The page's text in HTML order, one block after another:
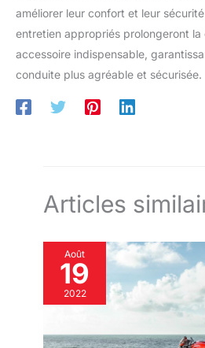
améliorer leur confort et leur
entretien appropriés prolongeront
accessoire indispensable,
conduite plus agréable et sécurisée.
Articles
Août
19
2022